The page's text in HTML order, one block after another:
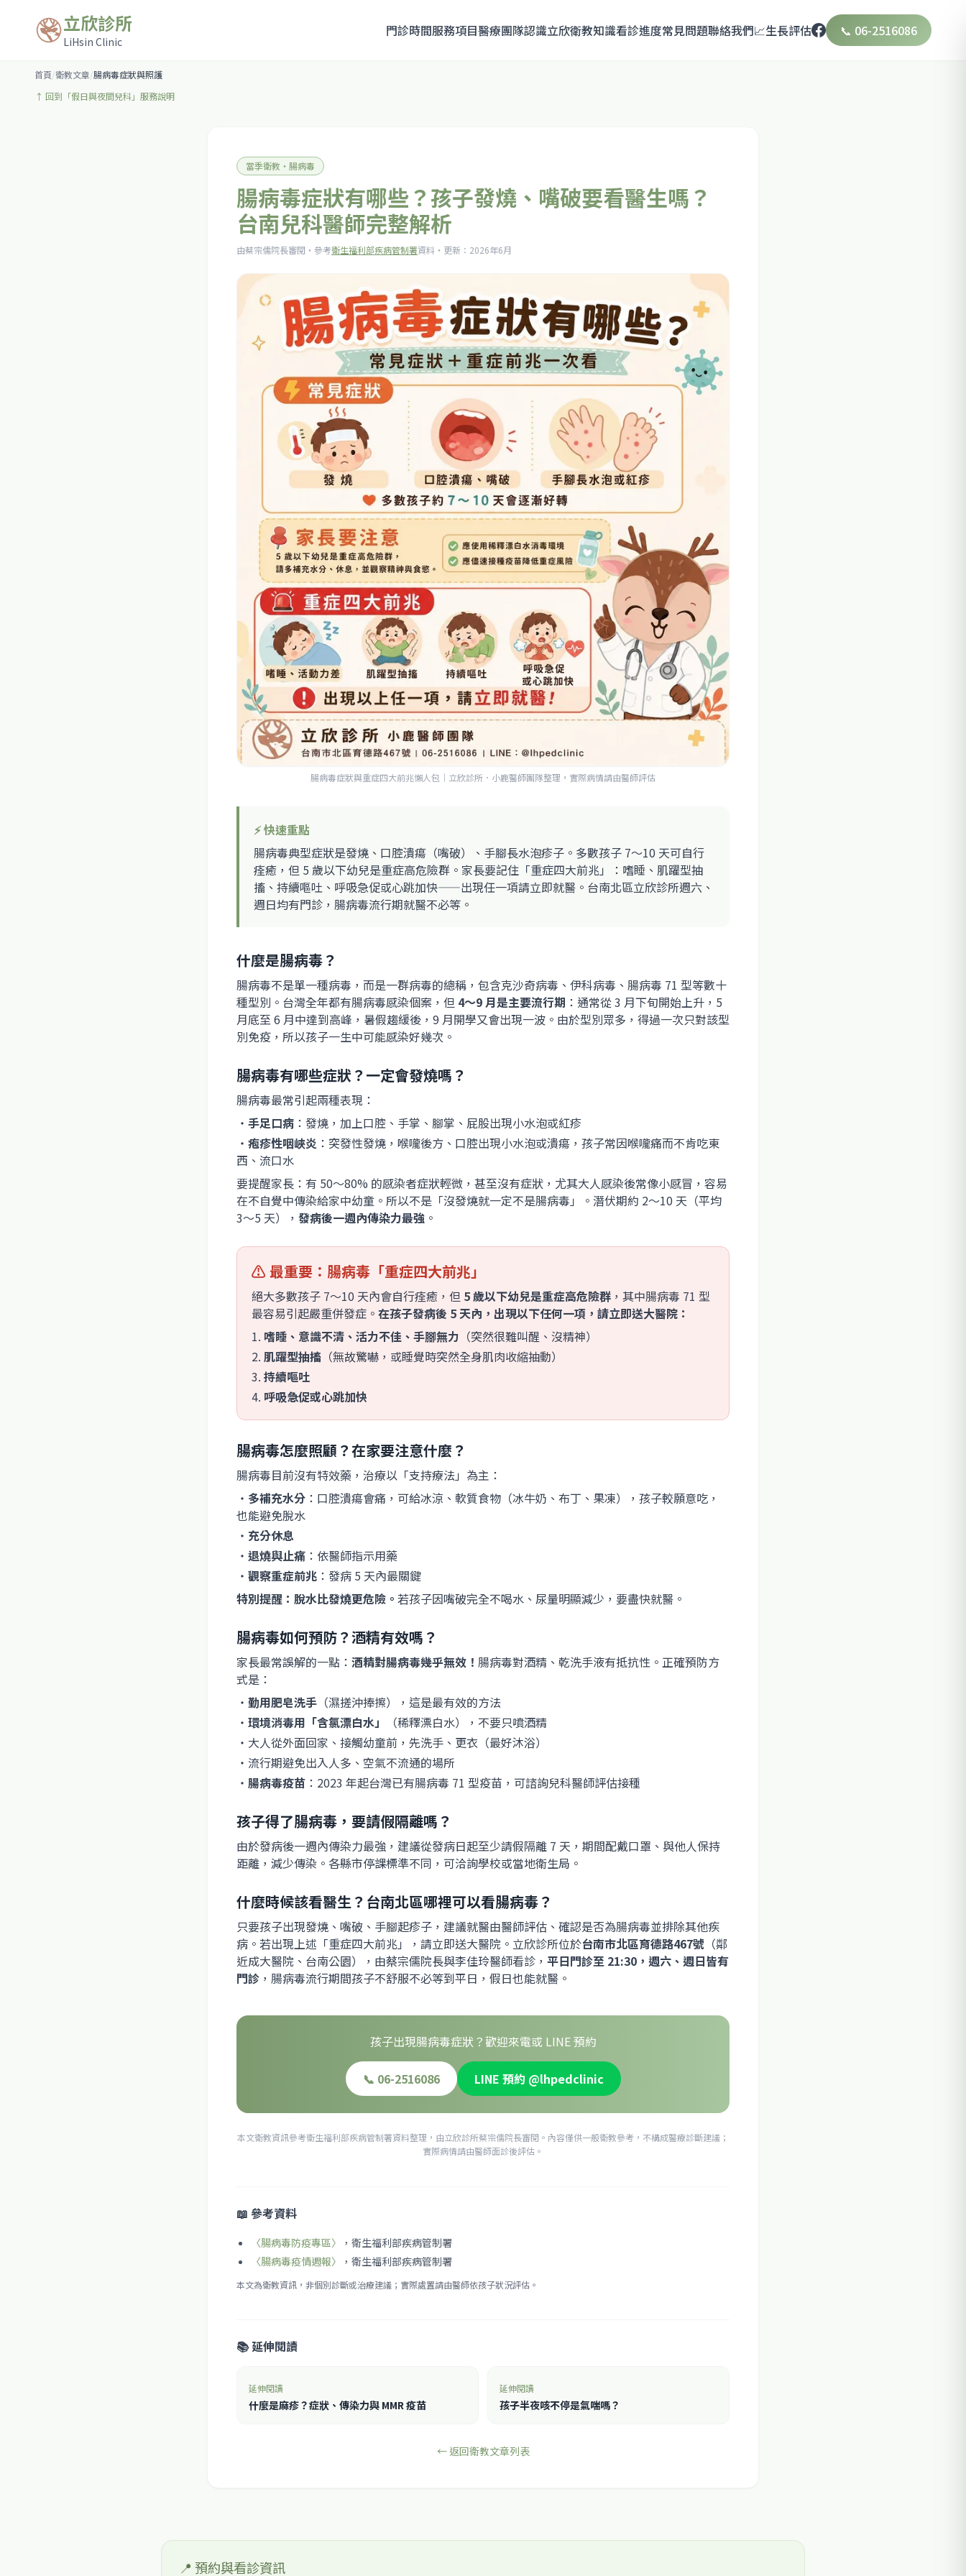
立欣診所
LiHsin Clinic
門診時間服務項目醫療團隊認識立欣衛教知識看診進度常見問題聯絡我們📈生長評估 📞 06-2516086
首頁/衛教文章/腸病毒症狀與照護
↑ 回到「假日與夜間兒科」服務說明
當季衛教・腸病毒
腸病毒症狀有哪些？孩子發燒、嘴破要看醫生嗎？
台南兒科醫師完整解析
由蔡宗儒院長審閱・參考衛生福利部疾病管制署資料・更新： 2026年6月
腸病毒症狀與重症四大前兆懶人包｜立欣診所．小鹿醫師團隊整理，實際病情請由醫師評估
⚡ 快速重點
腸病毒典型症狀是發燒、口腔潰瘍（嘴破）、手腳長水泡疹子。多數孩子 7～10 天可自行
痊癒，但 5 歲以下幼兒是重症高危險群。家長要記住「重症四大前兆」：嗜睡、肌躍型抽
搐、持續嘔吐、呼吸急促或心跳加快——出現任一項請立即就醫。台南北區立欣診所週六、
週日均有門診，腸病毒流行期就醫不必等。
什麼是腸病毒？
腸病毒不是單一種病毒，而是一群病毒的總稱，包含克沙奇病毒、伊科病毒、腸病毒 71 型等數十
種型別。台灣全年都有腸病毒感染個案，但 4～9 月是主要流行期 ：通常從 3 月下旬開始上升，5
月底至 6 月中達到高峰，暑假趨緩後，9 月開學又會出現一波。由於型別眾多，得過一次只對該型
別免疫，所以孩子一生中可能感染好幾次。
腸病毒有哪些症狀？一定會發燒嗎？
腸病毒最常引起兩種表現：
・ 手足口病 ：發燒，加上口腔、手掌、腳掌、屁股出現小水泡或紅疹
・ 疱疹性咽峽炎 ：突發性發燒，喉嚨後方、口腔出現小水泡或潰瘍，孩子常因喉嚨痛而不肯吃東
西、流口水
要提醒家長：有 50～80% 的感染者症狀輕微，甚至沒有症狀，尤其大人感染後常像小感冒，容易
在不自覺中傳染給家中幼童。所以不是「沒發燒就一定不是腸病毒」。潛伏期約 2～10 天（平均
3～5 天）， 發病後一週內傳染力最強 。
⚠️ 最重要：腸病毒「重症四大前兆」
絕大多數孩子 7～10 天內會自行痊癒，但 5 歲以下幼兒是重症高危險群 ，其中腸病毒 71 型
最容易引起嚴重併發症。 在孩子發病後 5 天內，出現以下任何一項，請立即送大醫院：
1. 嗜睡、意識不清、活力不佳、手腳無力 （突然很難叫醒、沒精神）
2. 肌躍型抽搐 （無故驚嚇，或睡覺時突然全身肌肉收縮抽動）
3. 持續嘔吐
4. 呼吸急促或心跳加快
腸病毒怎麼照顧？在家要注意什麼？
腸病毒目前沒有特效藥，治療以「支持療法」為主：
・ 多補充水分 ：口腔潰瘍會痛，可給冰涼、軟質食物（冰牛奶、布丁、果凍），孩子較願意吃，
也能避免脫水
・ 充分休息
・ 退燒與止痛 ：依醫師指示用藥
・ 觀察重症前兆 ：發病 5 天內最關鍵
特別提醒：脫水比發燒更危險。 若孩子因嘴破完全不喝水、尿量明顯減少，要盡快就醫。
腸病毒如何預防？酒精有效嗎？
家長最常誤解的一點： 酒精對腸病毒幾乎無效！ 腸病毒對酒精、乾洗手液有抵抗性。正確預防方
式是：
・ 勤用肥皂洗手 （濕搓沖捧擦），這是最有效的方法
・ 環境消毒用「含氯漂白水」
（稀釋漂白水），不要只噴酒精
・大人從外面回家、接觸幼童前，先洗手、更衣（最好沐浴）
・流行期避免出入人多、空氣不流通的場所
・ 腸病毒疫苗 ：2023 年起台灣已有腸病毒 71 型疫苗，可諮詢兒科醫師評估接種
孩子得了腸病毒，要請假隔離嗎？
由於發病後一週內傳染力最強，建議從發病日起至少請假隔離 7 天，期間配戴口罩、與他人保持
距離，減少傳染。各縣市停課標準不同，可洽詢學校或當地衛生局。
什麼時候該看醫生？台南北區哪裡可以看腸病毒？
只要孩子出現發燒、嘴破、手腳起疹子，建議就醫由醫師評估、確認是否為腸病毒並排除其他疾
病。若出現上述「重症四大前兆」，請立即送大醫院。立欣診所位於台南市北區育德路467號 （鄰
近成大醫院、台南公園），由蔡宗儒院長與李佳玲醫師看診， 平日門診至 21:30，週六、週日皆有
門診 ，腸病毒流行期間孩子不舒服不必等到平日，假日也能就醫。
孩子出現腸病毒症狀？歡迎來電或 LINE 預約
📞 06-2516086 LINE 預約 @lhpedclinic
本文衛教資訊參考衛生福利部疾病管制署資料整理，由立欣診所蔡宗儒院長審閱。內容僅供一般衛教參考，不構成醫療診斷建議；
實際病情請由醫師面診後評估。
📖 參考資料
〈腸病毒防疫專區〉
，衛生福利部疾病管制署
〈腸病毒疫情週報〉
，衛生福利部疾病管制署
本文為衛教資訊，非個別診斷或治療建議；實際處置請由醫師依孩子狀況評估。
📚 延伸閱讀
延伸閱讀
什麼是麻疹？症狀、傳染力與 MMR 疫苗
延伸閱讀
孩子半夜咳不停是氣喘嗎？
← 返回衛教文章列表
📍 預約與看診資訊